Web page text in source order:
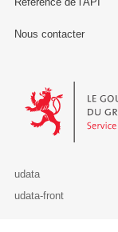
Nous contacter
Le Gouvernement
udata
udata-front